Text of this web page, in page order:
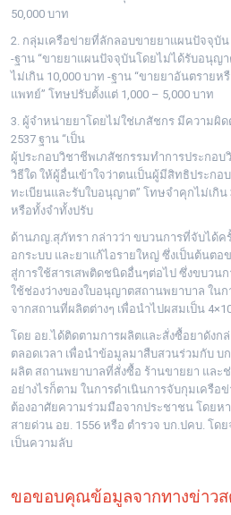
50,000 บาท
2. กลุ่มเครือข่ายที่ลักลอบขายยาแผนปัจจุบั
-ฐาน “ขายยาแผนปัจจุบันโดยไม่ได้รับอนุญ
ไม่เกิน 10,000 บาท -ฐาน “ขายยาอันตราย
แพทย์” โทษปรับตั้งแต่ 1,000 – 5,000 บาท
3. ผู้จำหน่ายยาโดยไม่ใช่เภสัชกร มีความผิ
2537 ฐาน “เป็น
ผู้ประกอบวิชาชีพเภสัชกรรมทำการประกอ
วิธีใด ให้ผู้อื่นเข้าใจว่าตนเป็นผู้มีสิทธิประก
ทะเบียนและรับใบอนุญาต” โทษจำคุกไม่เกิน
หรือทั้งจำทั้งปรับ
ด้านภญ.สุภัทรา กล่าวว่า ขบวนการที่จับได้ค
อกระบบ และยาแก้ไอรายใหญ่ ซึ่งเป็นต้นตอ
สู่การใช้สารเสพติดชนิดอื่นๆต่อไป ซึ่งขบวน
ใช้ช่องว่างของใบอนุญาตสถานพยาบาล ใน
จากสถานที่ผลิตต่างๆ เพื่อนำไปผสมเป็น
โดย อย.ได้ติดตามการผลิตและสั่งซื้อยาดัง
ตลอดเวลา เพื่อนำข้อมูลมาสืบสวนร่วมกับ บ
ผลิต สถานพยาบาลที่สั่งซื้อ ร้านขายยา และ
อย่างไรก็ตาม ในการดำเนินการจับกุมเครือ
ต้องอาศัยความร่วมมือจากประชาชน โดยห
สายด่วน อย. 1556 หรือ ตำรวจ บก.ปคบ. โด
เป็นความลับ
ขอขอบคุณข้อมูลจากทางข่าว